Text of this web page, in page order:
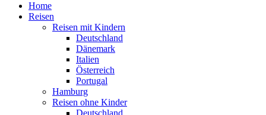
Home
Reisen
Reisen mit Kindern
Deutschland
Dänemark
Italien
Österreich
Portugal
Hamburg
Reisen ohne Kinder
Deutschland